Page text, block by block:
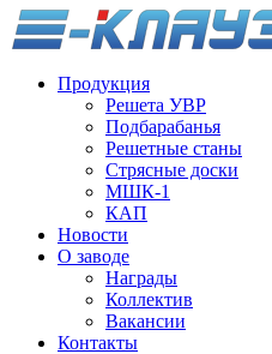
Продукция
Решета УВР
Подбарабанья
Решетные станы
Стрясные доски
МШК-1
КАП
Новости
О заводе
Награды
Коллектив
Вакансии
Контакты